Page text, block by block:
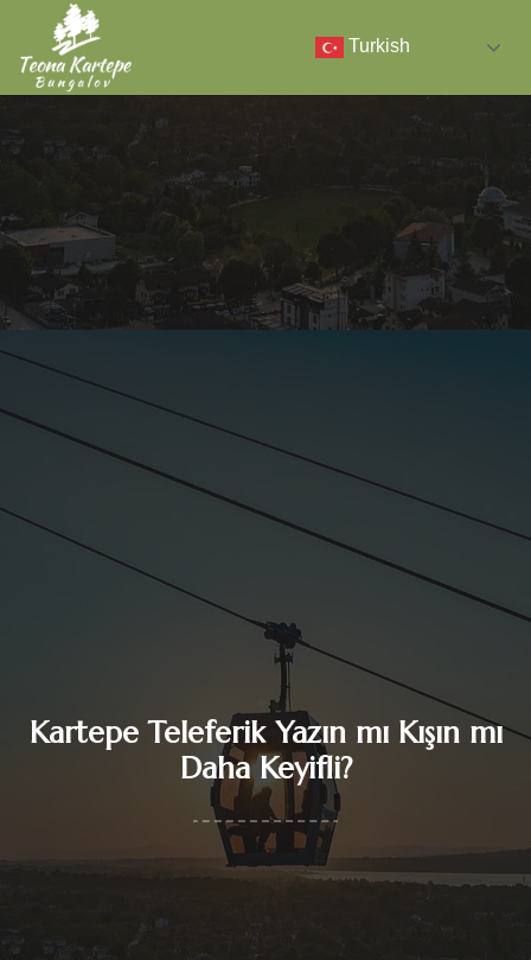
Turkish
Kartepe Teleferik Yazın mı Kışın mı
Daha Keyifli?